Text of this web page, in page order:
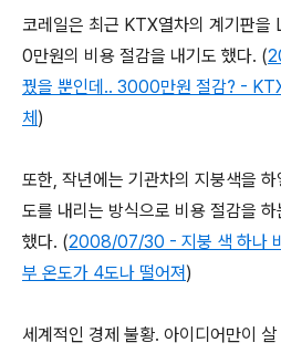
코레일은 최근 KTX열차의 계기판
0만원의 비용 절감을 내기도 했다. (
꿨을 뿐인데.. 3000만원 절감? -
체)
또한, 작년에는 기관차의 지붕색을
도를 내리는 방식으로 비용 절감을
했다. (2008/07/30 - 지붕 색 하나
부 온도가 4도나 떨어져 )
세계적인 경제 불황. 아이디어만이 살